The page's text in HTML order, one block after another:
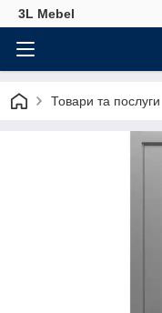
3L Mebel
Товари та послуги